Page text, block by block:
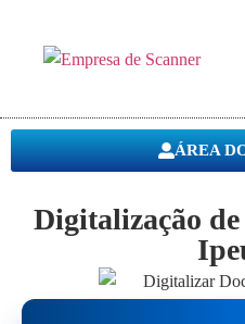
ÁREA
Digitalização